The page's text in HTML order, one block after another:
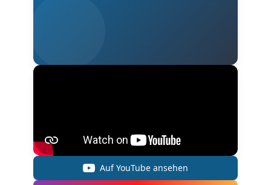
Auf YouTube ansehen